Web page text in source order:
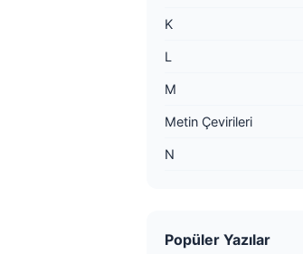
K
L
M
Metin Çevirileri
N
Popüler Yazılar